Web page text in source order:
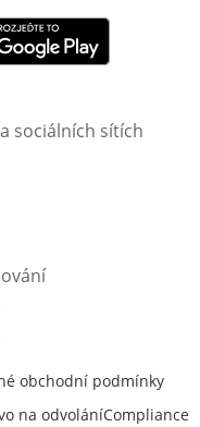
novém okně
sociálních sítích
okně
obchodní podmínky
na odvoláníCompliance